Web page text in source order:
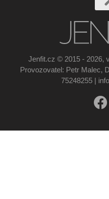
Jenfit.cz © 2015 - 2026,
Provozovatel: Petr Malec,
75248255 |